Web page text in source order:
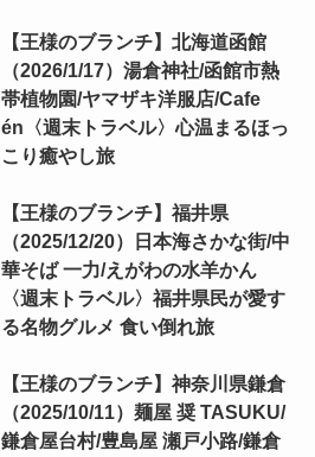
【王様のブランチ】北海道函館
（2026/1/17）湯倉神社/函館市熱
帯植物園/ヤマザキ洋服店/Cafe
én〈週末トラベル〉心温まるほっ
こり癒やし旅
【王様のブランチ】福井県
（2025/12/20）日本海さかな街/中
華そば 一力/えがわの水羊かん
〈週末トラベル〉福井県民が愛す
る名物グルメ 食い倒れ旅
【王様のブランチ】神奈川県鎌倉
（2025/10/11）麺屋 奨 TASUKU/
鎌倉屋台村/豊島屋 瀬戸小路/鎌倉